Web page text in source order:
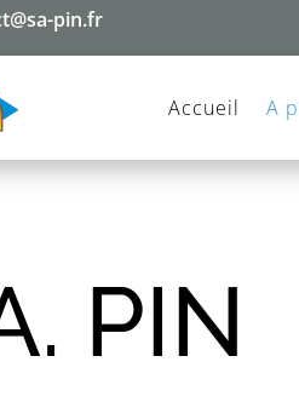
pin.fr
Accueil A
PIN